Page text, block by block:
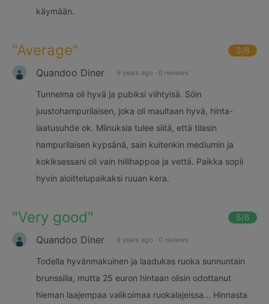
käymään.
"Average" 3/6
Quandoo Diner 9 years ago · 0 reviews
Tunnelma oli hyvä ja pubiksi viihtyisä. Söin
juustohampurilaisen, joka oli maultaan hyvä, hinta-
laatusuhde ok. Miinuksia tulee siitä, että tilasin
hampurilaisen kypsänä, sain kuitenkin mediumin ja
kokiksessani oli vain hiilihappoa ja vettä. Paikka sopii
hyvin aloittelupaikaksi ruuan kera.
"Very good" 5/6
Quandoo Diner 9 years ago · 0 reviews
Todella hyvänmakuinen ja laadukas ruoka sunnuntain
brunssilla, mutta 25 euron hintaan olisin odottanut
hieman laajempaa valikoimaa ruokalajeissa... Hinnasta